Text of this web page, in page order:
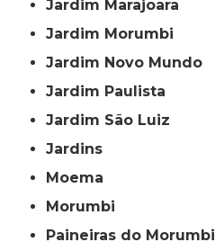
Jardim Marajoara
Jardim Morumbi
Jardim Novo Mundo
Jardim Paulista
Jardim São Luiz
Jardins
Moema
Morumbi
Paineiras do Morumbi